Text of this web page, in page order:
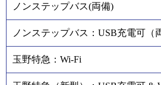
ノンステップバス(両備)
ノンステップバス：USB充電可（
玉野特急：Wi-Fi